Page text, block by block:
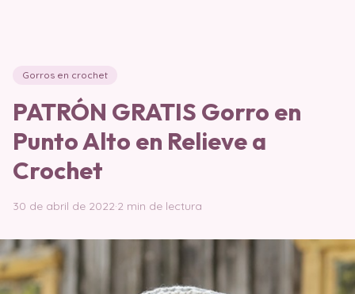
Gorros en crochet
PATRÓN GRATIS Gorro en
Punto Alto en Relieve a
Crochet
30 de abril de 2022·2 min de lectura